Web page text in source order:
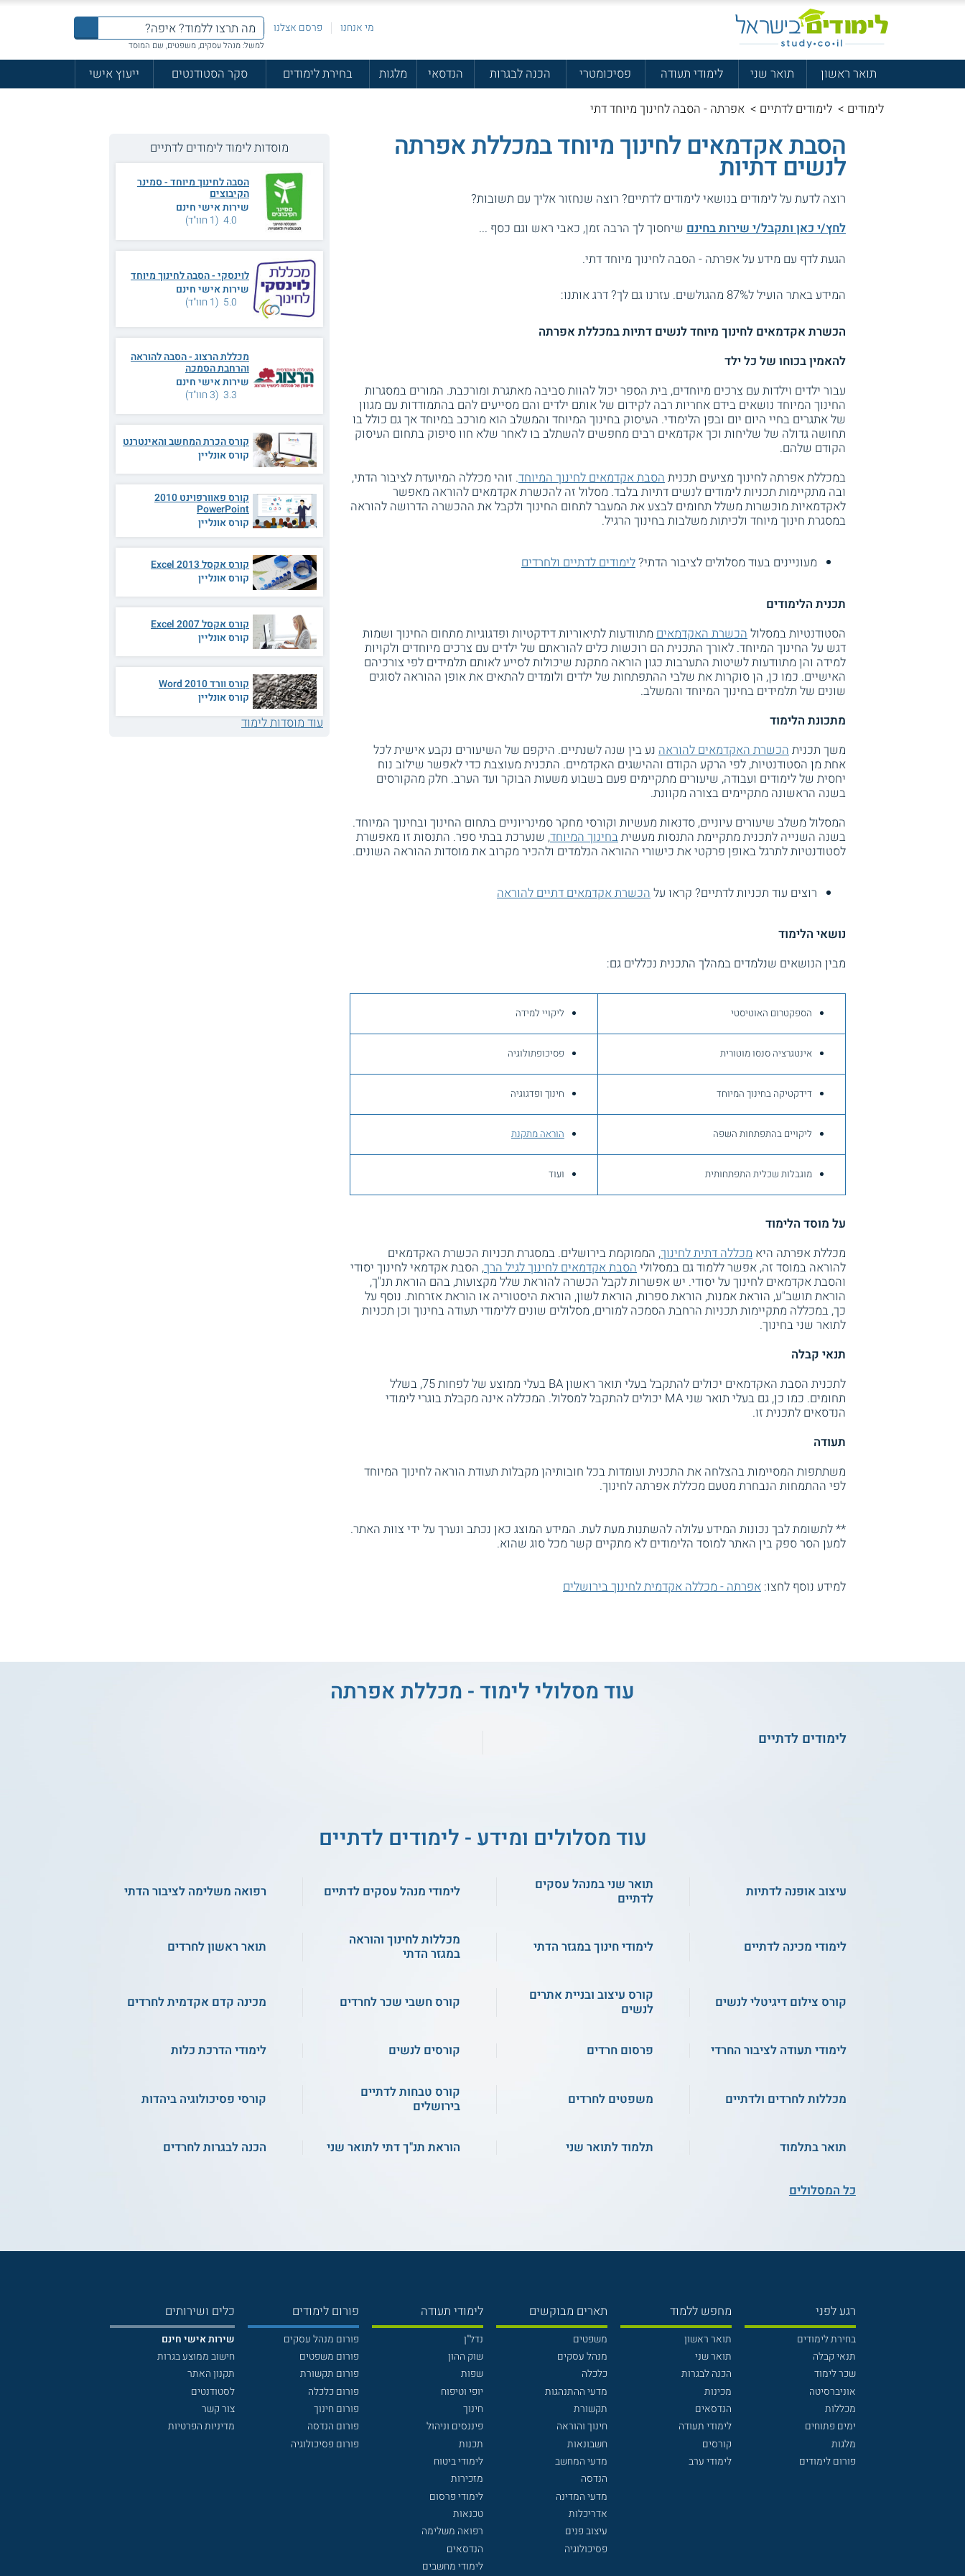
מי אנחנו פרסם אצלנו
למשל: מנהל עסקים, משפטים, שם המוסד
תואר ראשון תואר שני לימודי תעודה פסיכומטרי הכנה לבגרות הנדסאי מלגות בחירת לימודים סקר הסטודנטים
ייעוץ אישי
לימודים > לימודים לדתיים > אפרתה - הסבה לחינוך מיוחד דתי
הסבת אקדמאים לחינוך מיוחד במכללת אפרתה
לנשים דתיות
רוצה לדעת על לימודים בנושאי לימודים לדתיים? רוצה שנחזור אליך עם תשובות?
לחץ/י כאן ותקבל/י שירות בחינם שיחסוך לך הרבה זמן, כאבי ראש וגם כסף ...
הגעת לדף עם מידע על אפרתה - הסבה לחינוך מיוחד דתי.
המידע באתר הועיל ל87% מהגולשים.
עזרנו גם לך? דרג אותנו:
הכשרת אקדמאים לחינוך מיוחד לנשים דתיות במכללת אפרתה
להאמין בכוחו של כל ילד
עבור ילדים וילדות עם צרכים מיוחדים, בית הספר יכול להוות סביבה מאתגרת ומורכבת. המורים במסגרות
החינוך המיוחד נושאים בידם אחריות רבה לקידום של אותם ילדים והם מסייעים להם בהתמודדות עם מגוון
של אתגרים בחיי היום יום ובפן הלימודי. העיסוק בחינוך המיוחד והמשלב הוא מורכב במיוחד אך גם כולל בו
תחושה גדולה של שליחות וכך אקדמאים רבים מחפשים להשתלב בו לאחר שלא חוו סיפוק בתחום העיסוק
הקודם שלהם.
במכללת אפרתה לחינוך מציעים תכניתהסבת אקדמאים לחינוך המיוחד. זוהי מכללה המיועדת לציבור הדתי,
ובה מתקיימות תכניות לימודים לנשים דתיות בלבד. מסלול זה להכשרת אקדמאים להוראה מאפשר
לאקדמאיות מוכשרות משלל תחומים לבצע את המעבר לתחום החינוך ולקבל את ההכשרה הדרושה להוראה
במסגרת חינוך מיוחד ולכיתות משלבות בחינוך הרגיל.
מעוניינים בעוד מסלולים לציבור הדתי?לימודים לדתיים ולחרדים
תכנית הלימודים
הסטודנטיות במסלול הכשרת האקדמאים מתוודעות לתיאוריות דידקטיות ופדגוגיות מתחום החינוך ושמות
דגש על החינוך המיוחד. לאורך התכנית הם רוכשות כלים להוראתם של ילדים עם צרכים מיוחדים ולקויות
למידה והן מתוודעות לשיטות התערבות כגון הוראה מתקנת שיכולות לסייע לאותם תלמידים לפי צורכיהם
האישיים. כמו כן, הן סוקרות את שלבי ההתפתחות של ילדים ולומדים להתאים את אופן ההוראה לסוגים
שונים של תלמידים בחינוך המיוחד והמשלב.
מתכונת הלימוד
משך תכנית הכשרת האקדמאים להוראה נע בין שנה לשנתיים. היקפם של השיעורים נקבע אישית לכל
אחת מן הסטודנטיות, לפי הרקע הקודם וההישגים האקדמיים. התכנית מעוצבת כדי לאפשר שילוב נוח
יחסית של לימודים ועבודה, שיעורים מתקיימים פעם בשבוע משעות הבוקר ועד הערב. חלק מהקורסים
בשנה הראשונה מתקיימים בצורה מקוונת.
המסלול משלב שיעורים עיוניים, סדנאות מעשיות וקורסי מחקר סמינריוניים בתחום החינוך ובחינוך המיוחד.
בשנה השנייה לתכנית מתקיימת התנסות מעשיתבחינוך המיוחד, שנערכת בבתי ספר. התנסות זו מאפשרת
לסטודנטיות לתרגל באופן פרקטי את כישורי ההוראה הנלמדים ולהכיר מקרוב את מוסדות ההוראה השונים.
רוצים עוד תכניות לדתיים? קראו על הכשרת אקדמאים דתיים להוראה
נושאי הלימוד
מבין הנושאים שנלמדים במהלך התכנית נכללים גם:
הספקטרום האוטיסטי ליקויי למידה
אינטגרציה סנסו מוטורית פסיכופתולוגיה
דידקטיקה בחינוך המיוחד חינוך ופדגוגיה
ליקויים בהתפתחות השפה הוראה מתקנת
מוגבלות שכלית התפתחותית ועוד
על מוסד הלימוד
מכללת אפרתה היא מכללה דתית לחינוך, הממוקמת בירושלים. במסגרת תכניות הכשרת האקדמאים
להוראה במוסד זה, אפשר ללמוד גם במסלולי הסבת אקדמאים לחינוך לגיל הרך, הסבת אקדמאי לחינוך יסודי
והסבת אקדמאים לחינוך על יסודי. יש אפשרות לקבל הכשרה להוראת שלל מקצועות, בהם הוראת תנ"ך,
הוראת תושב"ע, הוראת אמנות, הוראת ספרות, הוראת לשון, הוראת היסטוריה או הוראת אזרחות. נוסף על
כך, במכללה מתקיימות תכניות הרחבת הסמכה למורים, מסלולים שונים ללימודי תעודה בחינוך וכן תכניות
לתואר שני בחינוך.
תנאי קבלה
לתכנית הסבת האקדמאים יכולים להתקבל בעלי תואר ראשון BA בעלי ממוצע של לפחות 75, בשלל
תחומים. כמו כן, גם בעלי תואר שני MA יכולים להתקבל למסלול. המכללה אינה מקבלת בוגרי לימודי
הנדסאים לתכנית זו.
תעודה
משתתפות המסיימות בהצלחה את התכנית ועומדות בכל חובותיהן מקבלות תעודת הוראה לחינוך המיוחד
לפי ההתמחות הנבחרת מטעם מכללת אפרתה לחינוך.
** לתשומת לבך נכונות המידע עלולה להשתנות מעת לעת. המידע המוצג כאן נכתב ונערך על ידי צוות האתר.
למען הסר ספק בין האתר למוסד הלימודים לא מתקיים קשר מכל סוג שהוא.
למידע נוסף לחצו: אפרתה - מכללה אקדמית לחינוך בירושלים
מוסדות לימוד לימודים לדתיים
הסבה לחינוך מיוחד - סמינר
הקיבוצים
שירות אישי חינם
4.0 (1 חוו"ד)
לוינסקי - הסבה לחינוך מיוחד
שירות אישי חינם
5.0 (1 חוו"ד)
מכללת הרצוג - הסבה להוראה
והרחבת הסמכה
שירות אישי חינם
3.3 (3 חוו"ד)
קורס הכרת המחשב והאינטרנט
קורס אונליין
קורס פאוורפוינט 2010
PowerPoint
קורס אונליין
קורס אקסל 2013 Excel
קורס אונליין
קורס אקסל 2007 Excel
קורס אונליין
קורס וורד 2010 Word
קורס אונליין
עוד מוסדות לימוד
עוד מסלולי לימוד - מכללת אפרתה
לימודים לדתיים
עוד מסלולים ומידע - לימודים לדתיים
עיצוב אופנה לדתיות
תואר שני במנהל עסקים
לדתיים
לימודי מנהל עסקים לדתיים רפואה משלימה לציבור הדתי
לימודי מכינה לדתיים לימודי חינוך במגזר הדתי
מכללות לחינוך והוראה
במגזר הדתי
תואר ראשון לחרדים
קורס צילום דיגיטלי לנשים
קורס עיצוב ובניית אתרים
לנשים
קורס חשבי שכר לחרדים מכינה קדם אקדמית לחרדים
לימודי תעודה לציבור החרדי פרסום חרדים קורסים לנשים לימודי הדרכת כלות
מכללות לחרדים ולדתיים משפטים לחרדים
קורס טבחות לדתיים
בירושלים
קורסי פסיכולוגיה ביהדות
תואר בתלמוד תלמוד לתואר שני הוראת תנ"ך דתי לתואר שני הכנה לבגרות לחרדים
כל המסלולים
רגע לפני
בחירת לימודים
תנאי קבלה
שכר לימוד
אוניברסיטה
מכללות
ימים פתוחים
מלגות
פורום לימודים
מחפש ללמוד
תואר ראשון
תואר שני
הכנה לבגרות
מכינות
הנדסאים
לימודי תעודה
קורסים
לימודי ערב
תארים מבוקשים
משפטים
מנהל עסקים
כלכלה
מדעי ההתנהגות
תקשורת
חינוך והוראה
חשבונאות
מדעי המחשב
הנדסה
מדעי המדינה
אדריכלות
עיצוב פנים
פסיכולוגיה
לימודי תעודה
נדל"ן
שוק ההון
שפות
יופי וטיפוח
חינוך
פיננסים וניהול
תכנות
לימודי ביטוח
מזכירות
לימודי פרסום
טכנאות
רפואה משלימה
הנדסאים
לימודי מחשבים
פורום לימודים
פורום מנהל עסקים
פורום משפטים
פורום תקשורת
פורום כלכלה
פורום חינוך
פורום הנדסה
פורום פסיכולוגיה
כלים ושירותים
שירות אישי חינם
חישוב ממוצע בגרות
תקנון האתר
לסטודנטים
צור קשר
מדיניות הפרטיות